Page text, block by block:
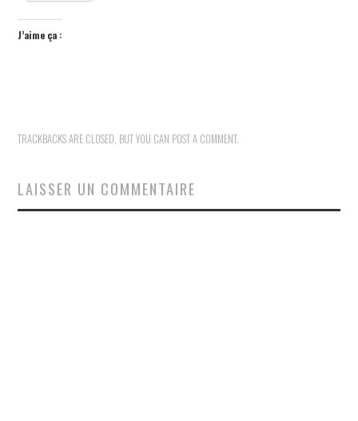
J’aime ça :
TRACKBACKS ARE CLOSED, BUT YOU CAN POST A COMMENT.
LAISSER UN COMMENTAIRE